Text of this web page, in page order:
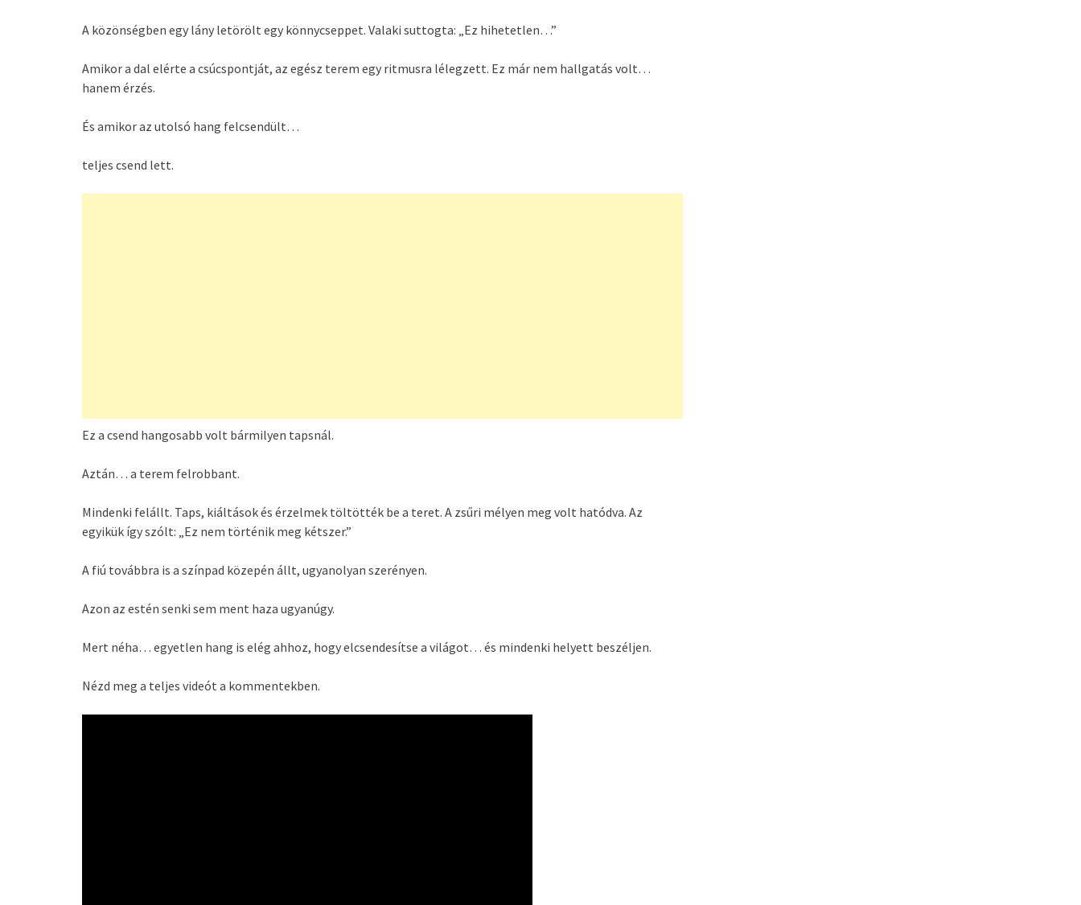
A közönségben egy lány letörölt egy könnycseppet. Valaki suttogta: „Ez hihetetlen…”
Amikor a dal elérte a csúcspontját, az egész terem egy ritmusra lélegzett. Ez már nem hallgatás volt…
hanem érzés.
És amikor az utolsó hang felcsendült…
teljes csend lett.
Ez a csend hangosabb volt bármilyen tapsnál.
Aztán… a terem felrobbant.
Mindenki felállt. Taps, kiáltások és érzelmek töltötték be a teret. A zsűri mélyen meg volt hatódva. Az
egyikük így szólt: „Ez nem történik meg kétszer.”
A fiú továbbra is a színpad közepén állt, ugyanolyan szerényen.
Azon az estén senki sem ment haza ugyanúgy.
Mert néha… egyetlen hang is elég ahhoz, hogy elcsendesítse a világot… és mindenki helyett beszéljen.
Nézd meg a teljes videót a kommentekben.